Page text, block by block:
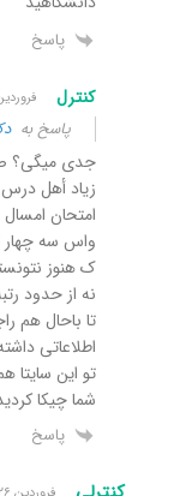
پاسخ
کنترل فروردین ۲۸, ۱۳۹۴
پاسخ به
جدی میگی؟
زیاد أهل
امتحان
واس سه چهار
ک هنوز
نه از حدود
تا باحال هم
اطلاعاتی
تو این
شما چیکا
پاسخ